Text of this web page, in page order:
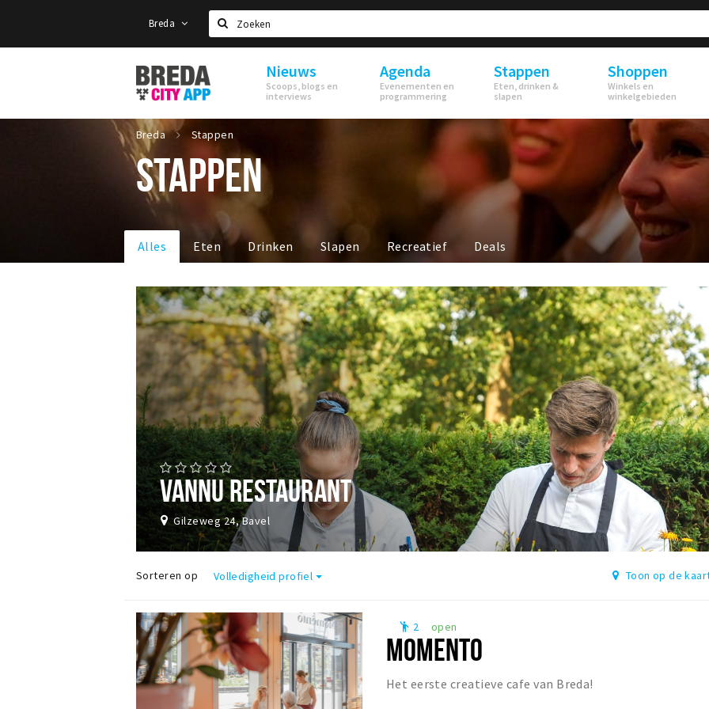
Breda
Zoeken
Stappen
&
Shoppen
Breda
Nieuws
Scoops, blogs en
interviews
Agenda
Evenementen en
programmering
Stappen
Eten, drinken &
slapen
Shoppen
Winkels en
winkelgebieden
Breda Stappen
STAPPEN
Alles Eten Drinken Slapen Recreatief Deals
VANNU RESTAURANT
Gilzeweg 24, Bavel
Sorteren op Volledigheid profiel Toon op de
emoji_people 2 open
MOMENTO
Het eerste creatieve cafe van Breda!